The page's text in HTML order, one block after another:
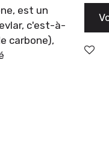
est un
c'est-à-
carbone),